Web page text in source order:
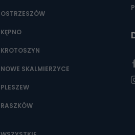
OSTRZESZÓW
KĘPNO
KROTOSZYN
NOWE SKALMIERZYCE
PLESZEW
RASZKÓW